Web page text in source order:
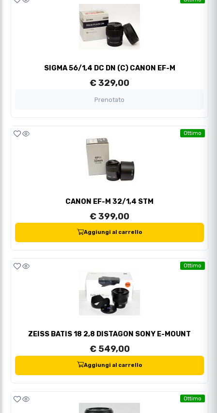
SIGMA 56/1,4 DC DN (C) CANON EF-M
€ 329,00
Prenotato
Ottimo
CANON EF-M 32/1,4 STM
€ 399,00
Aggiungi al carrello
Ottimo
ZEISS BATIS 18 2,8 DISTAGON SONY E-MOUNT
€ 549,00
Aggiungi al carrello
Ottimo